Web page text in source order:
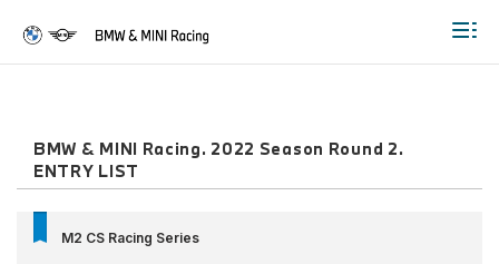
BMW & MINI Racing. 2022 Season Round 2.
ENTRY LIST
M2 CS Racing Series